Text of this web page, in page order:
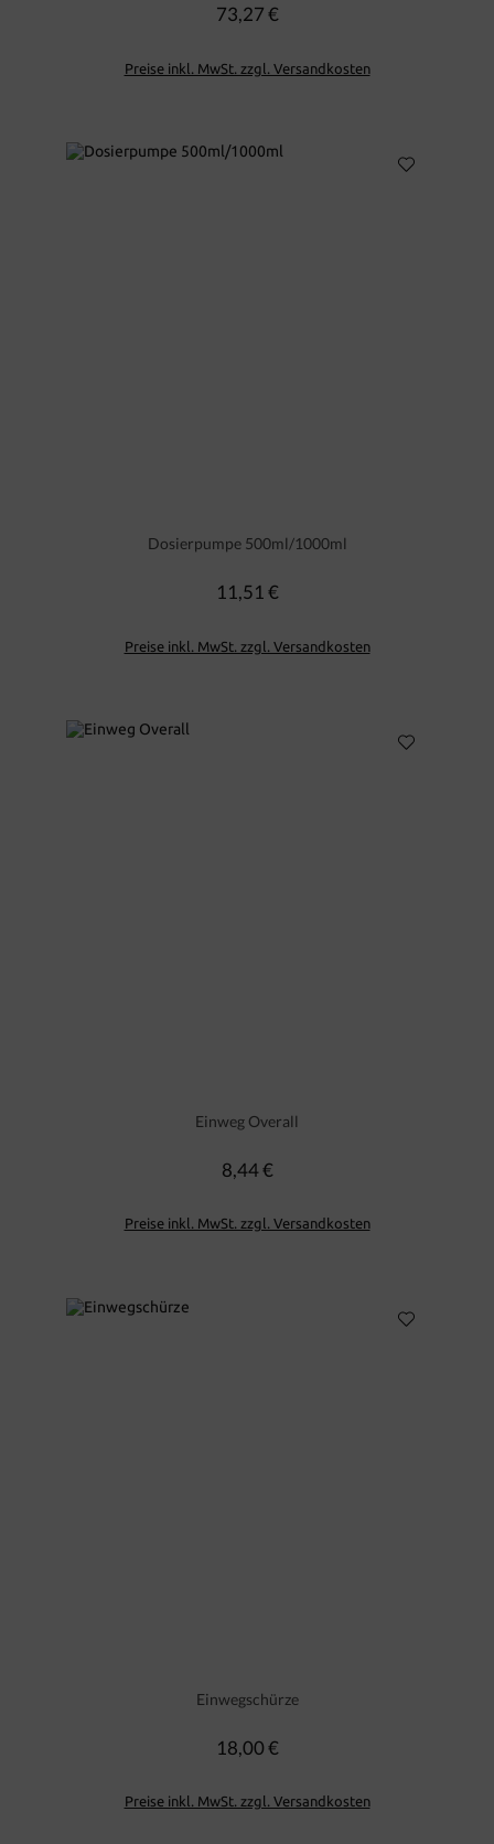
Regulärer Preis:
73,27 €
Preise inkl. MwSt. zzgl. Versandkosten
Dosierpumpe 500ml/1000ml
Regulärer Preis:
11,51 €
Preise inkl. MwSt. zzgl. Versandkosten
Einweg Overall
Regulärer Preis:
8,44 €
Preise inkl. MwSt. zzgl. Versandkosten
Einwegschürze
Regulärer Preis:
18,00 €
Preise inkl. MwSt. zzgl. Versandkosten